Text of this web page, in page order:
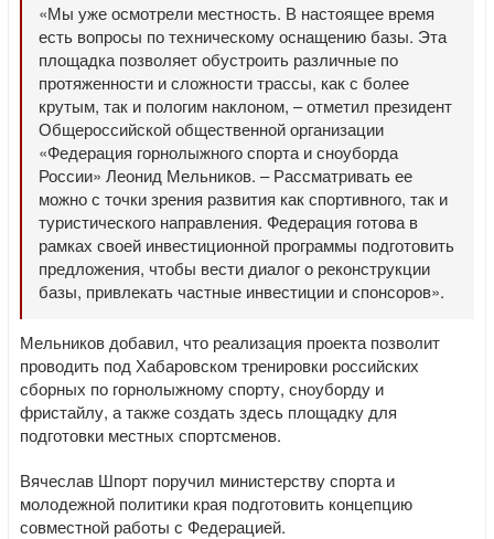
«Мы уже осмотрели местность. В настоящее время
есть вопросы по техническому оснащению базы. Эта
площадка позволяет обустроить различные по
протяженности и сложности трассы, как с более
крутым, так и пологим наклоном, – отметил президент
Общероссийской общественной организации
«Федерация горнолыжного спорта и сноуборда
России» Леонид Мельников. – Рассматривать ее
можно с точки зрения развития как спортивного, так и
туристического направления. Федерация готова в
рамках своей инвестиционной программы подготовить
предложения, чтобы вести диалог о реконструкции
базы, привлекать частные инвестиции и спонсоров».
Мельников добавил, что реализация проекта позволит
проводить под Хабаровском тренировки российских
сборных по горнолыжному спорту, сноуборду и
фристайлу, а также создать здесь площадку для
подготовки местных спортсменов.
Вячеслав Шпорт поручил министерству спорта и
молодежной политики края подготовить концепцию
совместной работы с Федерацией.